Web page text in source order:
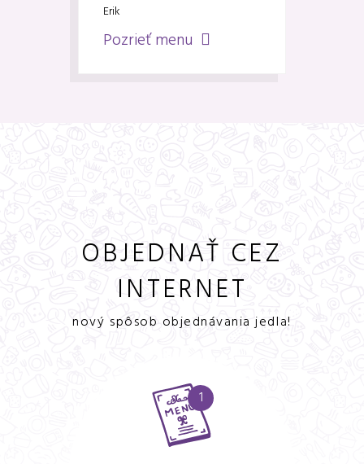
Erik
Pozrieť menu
OBJEDNAŤ CEZ
INTERNET
nový spôsob objednávania jedla!
1